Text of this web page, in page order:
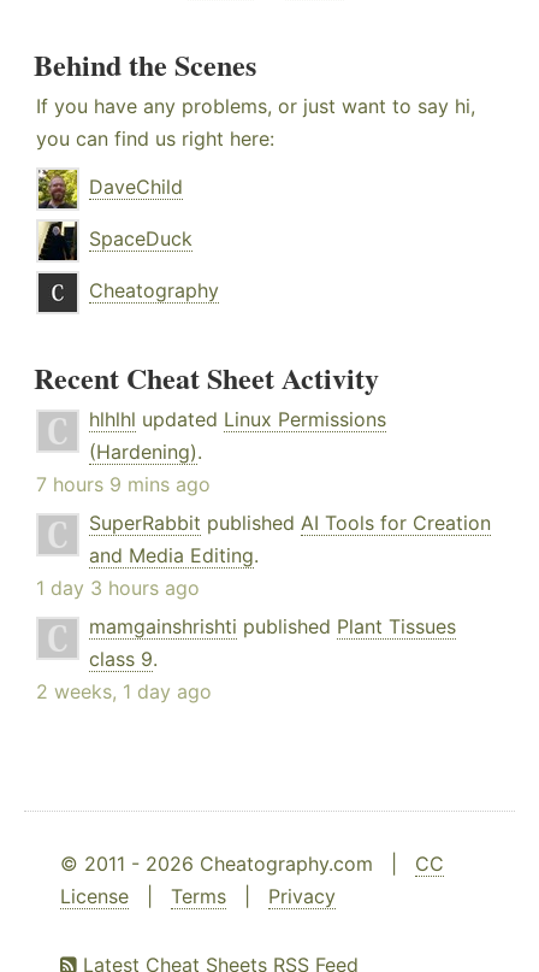
Behind the Scenes
If you have any problems, or just want to say hi,
you can find us right here:
DaveChild
SpaceDuck
Cheatography
Recent Cheat Sheet Activity
hlhlhl updated Linux Permissions
(Hardening).
7 hours 9 mins ago
SuperRabbit published AI Tools for Creation
and Media Editing.
1 day 3 hours ago
mamgainshrishti published Plant Tissues
class 9.
2 weeks, 1 day ago
© 2011 - 2026 Cheatography.com | CC
License
Terms Privacy
Latest Cheat Sheets RSS Feed